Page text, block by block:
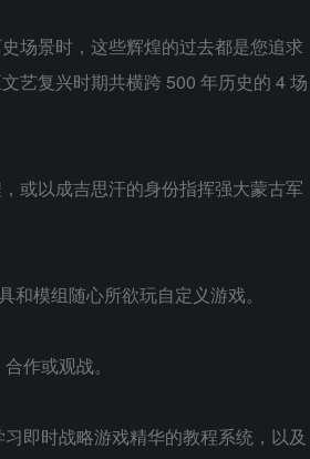
场景时，这些辉煌的过去都是您追求
艺复兴时期共横跨 500 年历史的 4 场
或以成吉思汗的身份指挥强大蒙古军
模组随心所欲玩自定义游戏。
作或观战。
即时战略游戏精华的教程系统，以及